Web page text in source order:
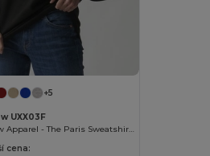
+5
UXX03F
Radsow Apparel - The Paris Sweatshirt Women
cena: